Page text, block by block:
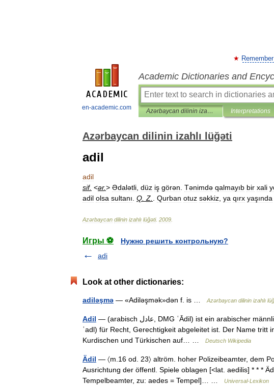
en-academic.com
Academic Dictionaries and
Azərbaycan dilinin izahlı lüğəti Interpretations
Azərbaycan dilinin izahlı lüğəti
adil
adil
sif. <ər.> Ədalətli düz iş görən Tənimdə qalmayıb bir xali
adil olsa sultanı Q Z Qurban otuz səkkiz ya qırx yaşında
Azərbaycan dilinin izahlı lüğəti. 2009
Игры ⚽
Нужно решить контрольную?
adi
Look at other dictionaries:
adiləşmə — «Adiləşmək»dən f. is … Azərbaycan dilinin izahlı
Adil — (arabisch ‏عادل‎, DMG ʿĀdil) ist ein arabischer männlicher Vorname, der vom arabischen Adl (‏عدل‎, DMG
ʿadl) für Recht, Gerechtigkeit abgeleitet ist. Der Name tritt
Kurdischen und Türkischen auf… …
Deutsch Wikipedia
Ädil — 〈m.16 od. 23〉 altröm. hoher Polizeibeamter, dem
Ausrichtung der öffentl. Spiele oblagen [<lat. aedilis] * * *
Tempelbeamter, zu: aedes = Tempel]… …
Universal-Lexikon